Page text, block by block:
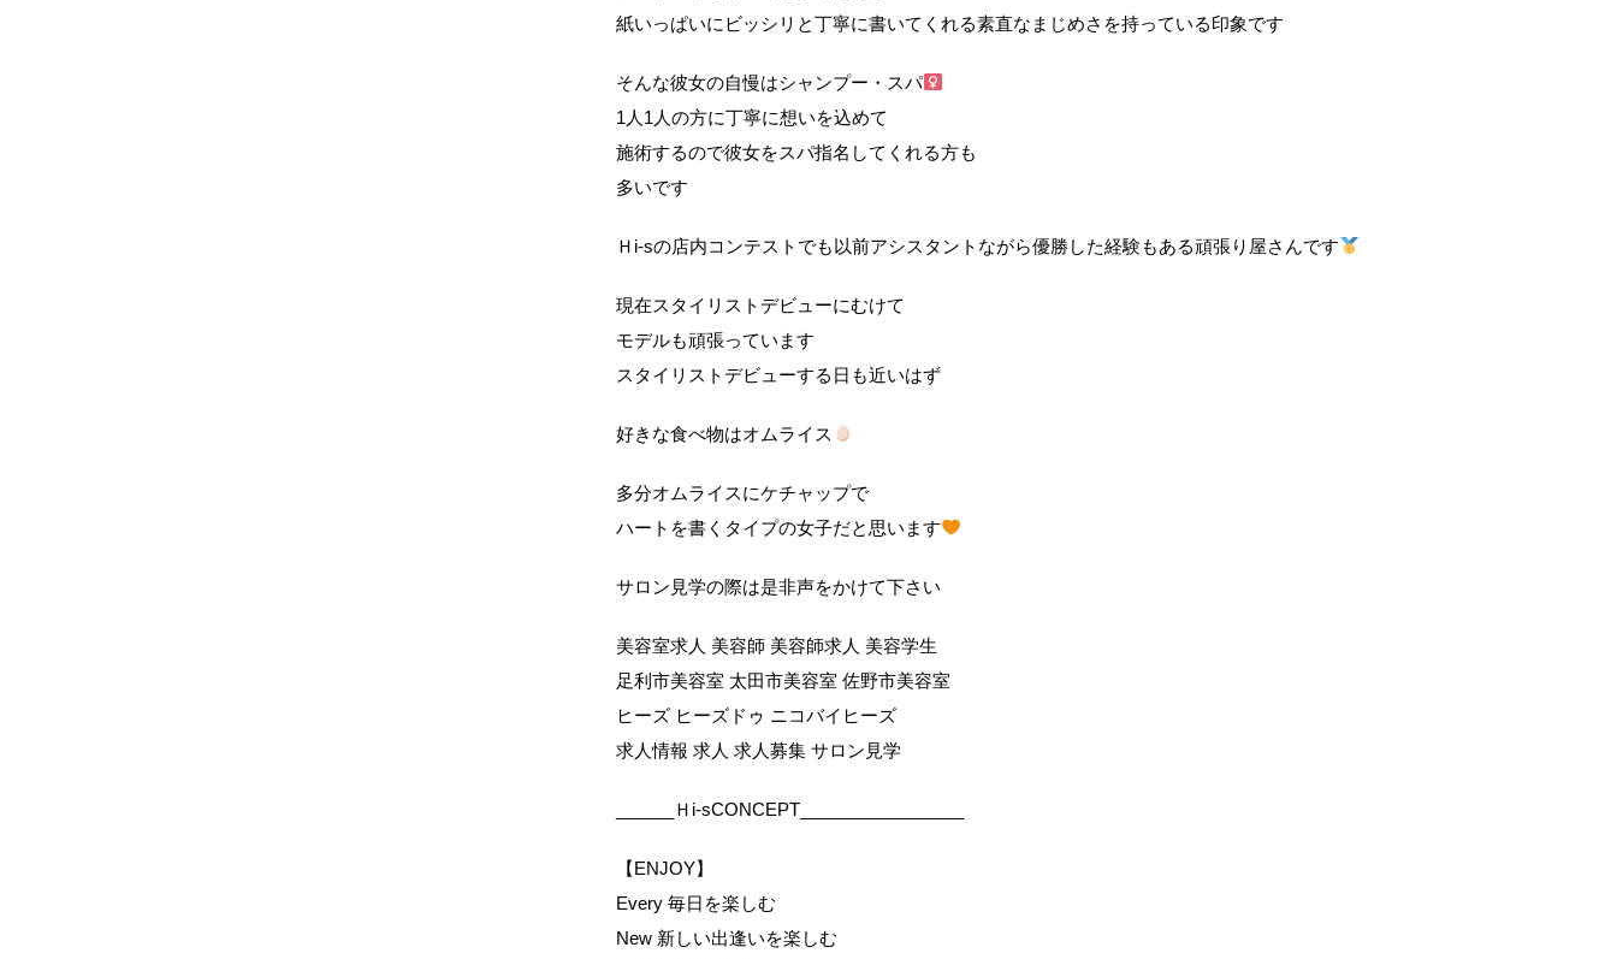
紙いっぱいにビッシリと丁寧に書いてくれる️素直なまじめさを持っている印象です
そんな彼女の自慢はシャンプー・スパ‍
1人1人の方に丁寧に想いを込めて
施術するので彼女をスパ指名してくれる方も
多いです
Ｈi-sの店内コンテストでも以前アシスタントながら優勝した経験もある頑張り屋さんです
現在スタイリストデビューにむけて
モデルも頑張っています︎︎︎
スタイリストデビューする日も近いはず
好きな食べ物はオムライス
多分オムライスにケチャップで
ハートを書くタイプの女子だと思います
サロン見学の際は是非声をかけて下さい︎
美容室求人 美容師 美容師求人 美容学生
足利市美容室 太田市美容室 佐野市美容室
ヒーズ ヒーズドゥ ニコバイヒーズ
求人情報 求人 求人募集 サロン見学
______Ｈi-sCONCEPT_________________
【ENJOY】
Every 毎日を楽しむ
New 新しい出逢いを楽しむ